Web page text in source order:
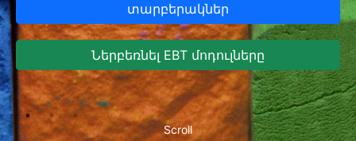
տարբերակներ
Ներբեռնել EBT մոդուլները
Scroll